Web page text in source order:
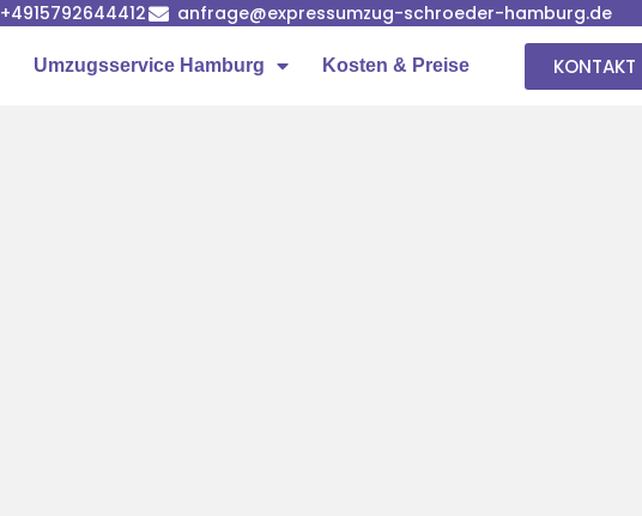
+4915792644412 anfrage@expressumzug-schroeder-hamburg.de
Umzugsservice Hamburg Kosten & Preise KONTAKT